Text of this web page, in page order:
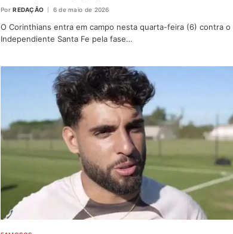
Por REDAÇÃO 6 de maio de 2026
O Corinthians entra em campo nesta quarta-feira (6) contra o
Independiente Santa Fe pela fase…